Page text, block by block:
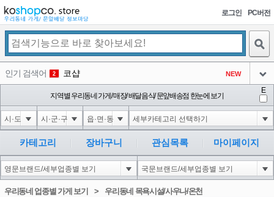
로그인 PC버전
인기 검색어 2 코샵 NEW
3 익스
아이콘
4 은계타운
아이콘
5 미끄럼방지
아이콘
NEW
6 대성설렁탕
아이콘
-16
1
지역별 우리동네 가게/ 매장/ 배달음식/ 문앞배송점 한눈에 보기
E
카테고리 장바구니 관심목록 마이페이지
우리동네 업종별 가게 보기 > 우리동네 목욕시설/사우나/온천